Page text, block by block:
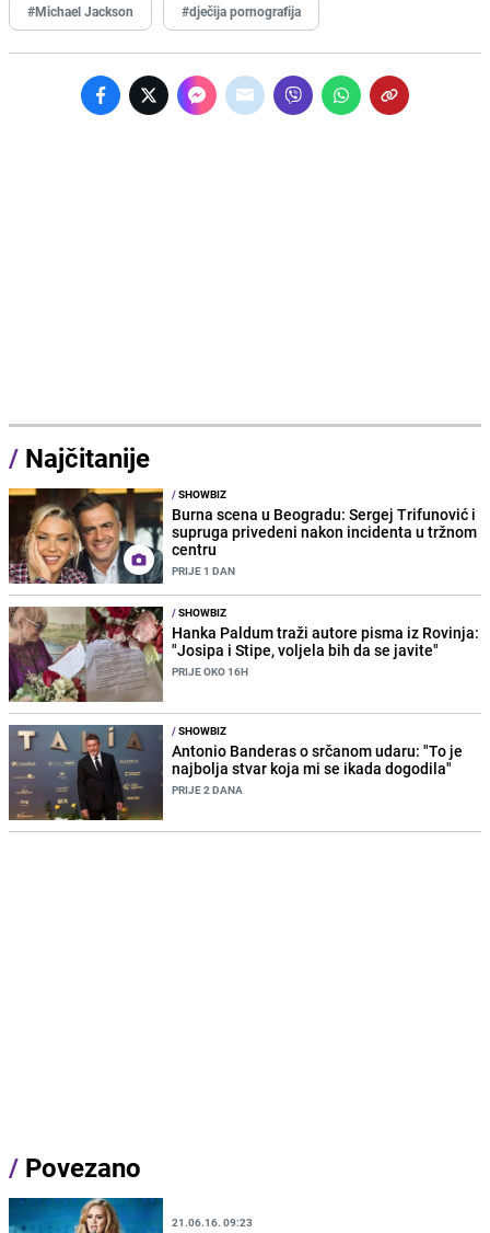
#Michael Jackson #dječija pornografija
/ Najčitanije
/SHOWBIZ
Burna scena u Beogradu: Sergej Trifunović i
supruga privedeni nakon incidenta u tržnom
centru
PRIJE 1 DAN
/SHOWBIZ
Hanka Paldum traži autore pisma iz Rovinja:
"Josipa i Stipe, voljela bih da se javite"
PRIJE OKO 16H
/SHOWBIZ
Antonio Banderas o srčanom udaru: "To je
najbolja stvar koja mi se ikada dogodila"
PRIJE 2 DANA
/ Povezano
21.06.16. 09:23